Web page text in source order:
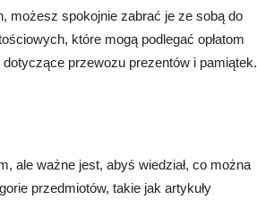
możesz spokojnie zabrać je ze sobą do
które mogą podlegać opłatom
przewozu prezentów i pamiątek.
ale ważne jest, abyś wiedział, co można
przedmiotów, takie jak artykuły